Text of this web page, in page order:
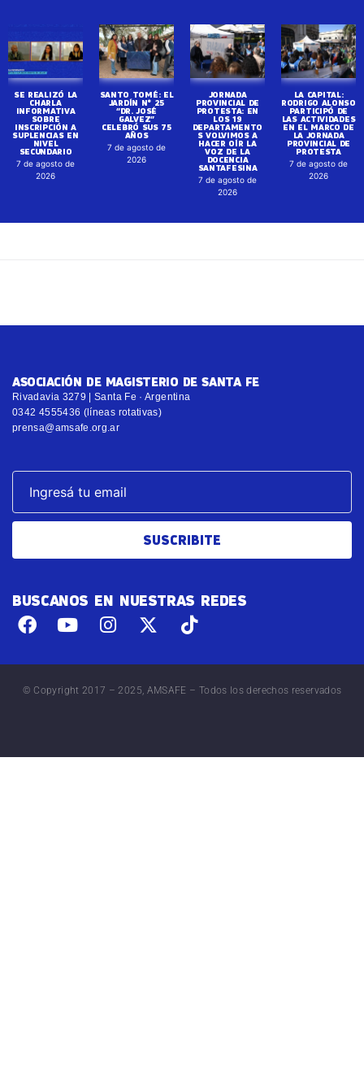
SE REALIZÓ LA
CHARLA
INFORMATIVA
SOBRE
INSCRIPCIÓN A
SUPLENCIAS EN
NIVEL
SECUNDARIO
7 de agosto de
2026
SANTO TOMÉ: EL
JARDÍN N° 25
“DR. JOSÉ
GALVEZ”
CELEBRÓ SUS 75
AÑOS
7 de agosto de
2026
JORNADA
PROVINCIAL DE
PROTESTA: EN
LOS 19
DEPARTAMENTO
S VOLVIMOS A
HACER OÍR LA
VOZ DE LA
DOCENCIA
SANTAFESINA
7 de agosto de
2026
LA CAPITAL:
RODRIGO ALONSO
PARTICIPÓ DE
LAS ACTIVIDADES
EN EL MARCO DE
LA JORNADA
PROVINCIAL DE
PROTESTA
7 de agosto de
2026
ASOCIACIÓN DE MAGISTERIO DE SANTA FE
Rivadavia 3279 | Santa Fe · Argentina
0342 4555436 (líneas rotativas)
prensa@amsafe.org.ar
SUSCRIBITE
BUSCANOS EN NUESTRAS REDES
© Copyright 2017 – 2025, AMSAFE – Todos los derechos reservados